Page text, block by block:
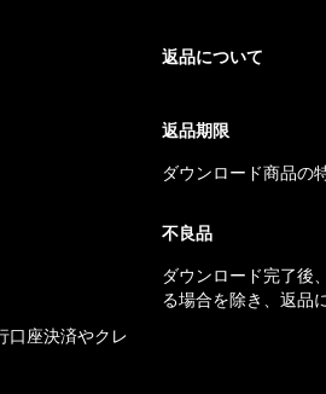
口座決済やクレ
返品について
返品期限
ダウンロード商品の
不良品
ダウンロード完了後
る場合を除き、返品